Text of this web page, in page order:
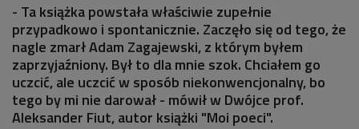
- Ta książka powstała właściwie zupełnie
przypadkowo i spontanicznie. Zaczęło się od tego, że
nagle zmarł Adam Zagajewski, z którym byłem
zaprzyjaźniony. Był to dla mnie szok. Chciałem go
uczcić, ale uczcić w sposób niekonwencjonalny, bo
tego by mi nie darował - mówił w Dwójce prof.
Aleksander Fiut, autor książki "Moi poeci".